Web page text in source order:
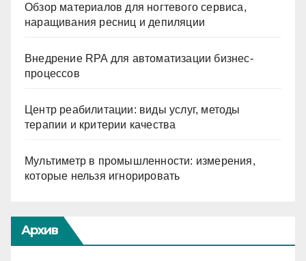
Обзор материалов для ногтевого сервиса,
наращивания ресниц и депиляции
Внедрение RPA для автоматизации бизнес-
процессов
Центр реабилитации: виды услуг, методы
терапии и критерии качества
Мультиметр в промышленности: измерения,
которые нельзя игнорировать
Архив